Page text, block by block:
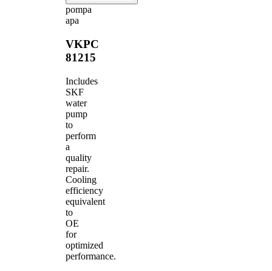
pompa
apa
VKPC
81215
Includes
SKF
water
pump
to
perform
a
quality
repair.
Cooling
efficiency
equivalent
to
OE
for
optimized
performance.